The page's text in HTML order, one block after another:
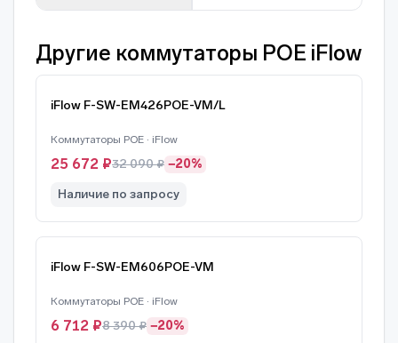
Другие коммутаторы POE iFlow
iFlow F-SW-EM426POE-VM/L
Коммутаторы POE · iFlow
25 672 ₽32 090 ₽ −20%
Наличие по запросу
iFlow F-SW-EM606POE-VM
Коммутаторы POE · iFlow
6 712 ₽8 390 ₽ −20%